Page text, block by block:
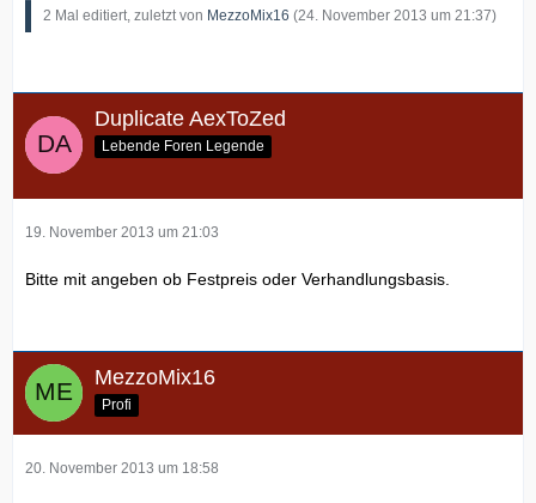
2 Mal editiert, zuletzt von MezzoMix16 (24. November 2013 um 21:37)
Duplicate AexToZed
Lebende Foren Legende
19. November 2013 um 21:03
Bitte mit angeben ob Festpreis oder Verhandlungsbasis.
MezzoMix16
Profi
20. November 2013 um 18:58